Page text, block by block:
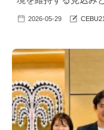
2026-05-29